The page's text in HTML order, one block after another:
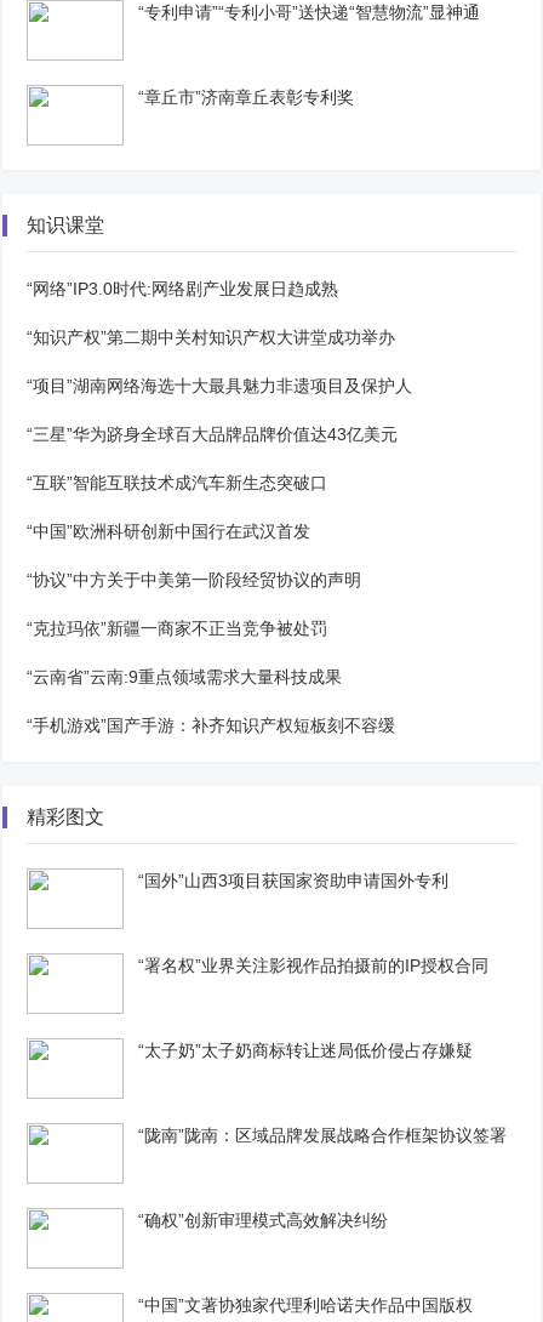
“专利申请”“专利小哥”送快递“智慧物流”显神通
“章丘市”济南章丘表彰专利奖
知识课堂
“网络”IP3.0时代:网络剧产业发展日趋成熟
“知识产权”第二期中关村知识产权大讲堂成功举办
“项目”湖南网络海选十大最具魅力非遗项目及保护人
“三星”华为跻身全球百大品牌品牌价值达43亿美元
“互联”智能互联技术成汽车新生态突破口
“中国”欧洲科研创新中国行在武汉首发
“协议”中方关于中美第一阶段经贸协议的声明
“克拉玛依”新疆一商家不正当竞争被处罚
“云南省”云南:9重点领域需求大量科技成果
“手机游戏”国产手游：补齐知识产权短板刻不容缓
精彩图文
“国外”山西3项目获国家资助申请国外专利
“署名权”业界关注影视作品拍摄前的IP授权合同
“太子奶”太子奶商标转让迷局低价侵占存嫌疑
“陇南”陇南：区域品牌发展战略合作框架协议签署
“确权”创新审理模式高效解决纠纷
“中国”文著协独家代理利哈诺夫作品中国版权